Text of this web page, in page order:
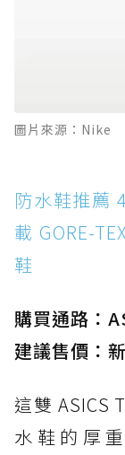
圖片來源：Nike
防水鞋推薦
載 GORE-
鞋
購買通路：
建議售價：
這雙 ASICS
水鞋的厚